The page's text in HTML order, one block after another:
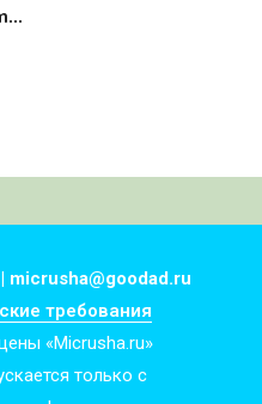
micrusha@goodad.ru
требования
«Micrusha.ru»
только с